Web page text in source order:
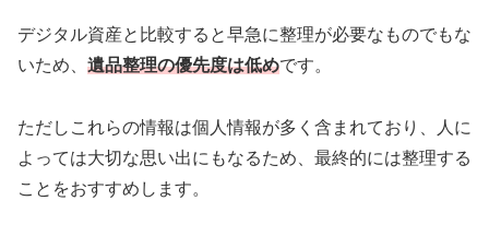
デジタル資産と比較すると早急に整理が必要なものでもな
いため、 遺品整理の優先度は低めです。
ただしこれらの情報は個人情報が多く含まれており、人に
よっては大切な思い出にもなるため、最終的には整理する
ことをおすすめします。